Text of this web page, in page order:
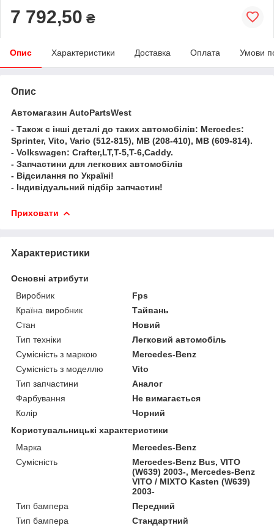
7 792,50 ₴
Опис Характеристики Доставка Оплата Умови
Опис
Автомагазин AutoPartsWest
- Також є інші деталі до таких автомобілів: Mercedes:
Sprinter, Vito, Vario (512-815), MB (208-410), MB (609-814).
- Volkswagen: Crafter,LT,T-5,T-6,Caddy.
- Запчастини для легкових автомобілів
- Відсилання по Україні!
- Індивідуальний підбір запчастин!
Приховати
Характеристики
Основні атрибути
Виробник
Fps
Країна виробник
Тайвань
Стан
Новий
Тип техніки
Легковий автомобіль
Сумісність з маркою
Mercedes-Benz
Сумісність з моделлю
Vito
Тип запчастини
Аналог
Фарбування
Не вимагається
Колір
Чорний
Користувальницькі характеристики
Марка
Mercedes-Benz
Сумісність
Mercedes-Benz Bus, VITO
(W639) 2003-, Mercedes-Benz
VITO / MIXTO Kasten (W639)
2003-
Тип бампера
Передний
Тип бампера
Стандартний